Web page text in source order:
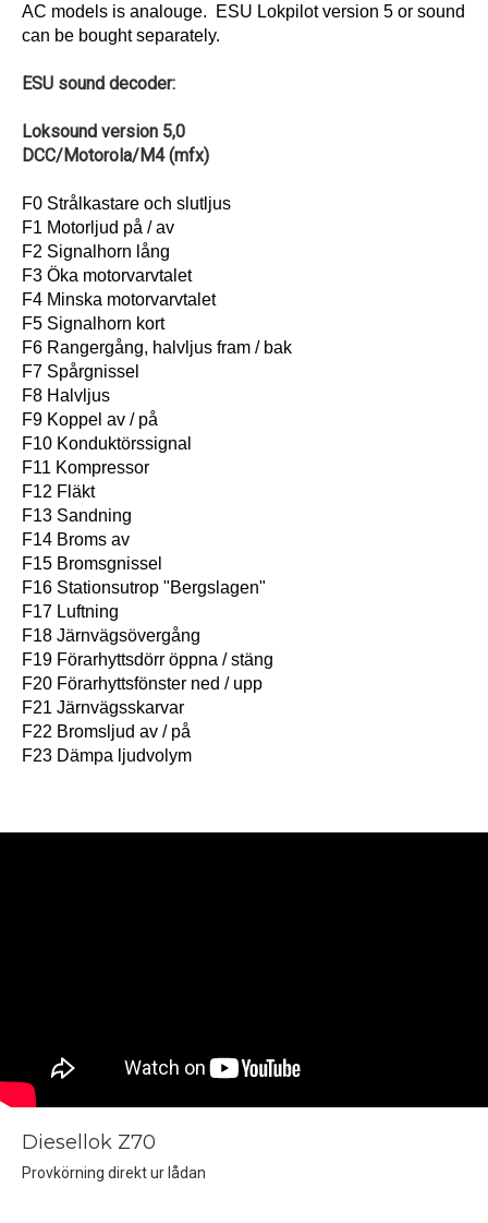
AC models is analouge. ESU Lokpilot version 5 or sound
can be bought separately.
ESU sound decoder:
Loksound version 5,0
DCC/Motorola/M4 (mfx)
F0 Strålkastare och slutljus
F1 Motorljud på / av
F2 Signalhorn lång
F3 Öka motorvarvtalet
F4 Minska motorvarvtalet
F5 Signalhorn kort
F6 Rangergång, halvljus fram / bak
F7 Spårgnissel
F8 Halvljus
F9 Koppel av / på
F10 Konduktörssignal
F11 Kompressor
F12 Fläkt
F13 Sandning
F14 Broms av
F15 Bromsgnissel
F16 Stationsutrop "Bergslagen"
F17 Luftning
F18 Järnvägsövergång
F19 Förarhyttsdörr öppna / stäng
F20 Förarhyttsfönster ned / upp
F21 Järnvägsskarvar
F22 Bromsljud av / på
F23 Dämpa ljudvolym
Diesellok Z70
Provkörning direkt ur lådan